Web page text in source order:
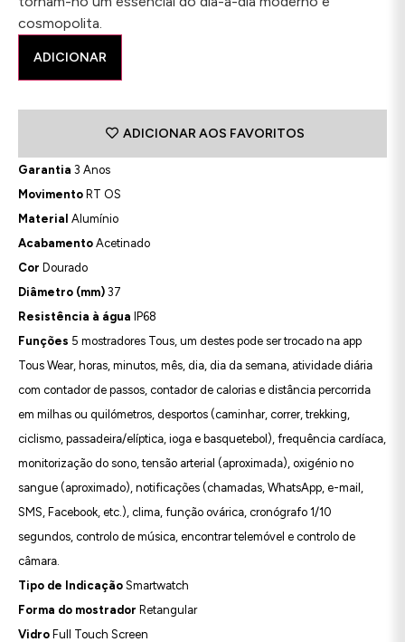
cosmopolita.
ADICIONAR
ADICIONAR AOS FAVORITOS
Garantia 3 Anos
Movimento RT OS
Material Alumínio
Acabamento Acetinado
Cor Dourado
Diâmetro (mm) 37
Resistência à água IP68
Funções 5 mostradores Tous, um destes pode ser trocado na app
Tous Wear, horas, minutos, mês, dia, dia da semana, atividade diária
com contador de passos, contador de calorias e distância percorrida
em milhas ou quilómetros, desportos (caminhar, correr, trekking,
ciclismo, passadeira/elíptica, ioga e basquetebol), frequência cardíaca,
monitorização do sono, tensão arterial (aproximada), oxigénio no
sangue (aproximado), notificações (chamadas, WhatsApp, e-mail,
SMS, Facebook, etc.), clima, função ovárica, cronógrafo 1/10
segundos, controlo de música, encontrar telemóvel e controlo de
câmara.
Tipo de Indicação Smartwatch
Forma do mostrador Retangular
Vidro Full Touch Screen